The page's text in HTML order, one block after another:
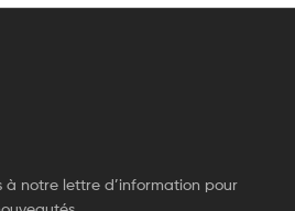
à notre lettre d’information pour